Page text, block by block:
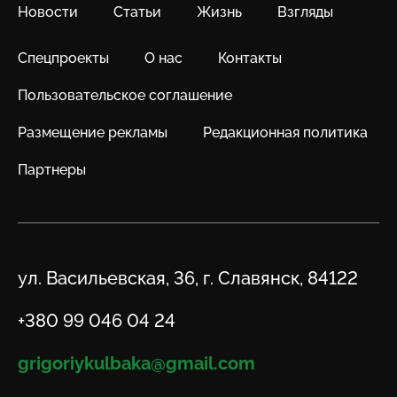
Новости Статьи Жизнь Взгляды
Спецпроекты О нас Контакты
Пользовательское соглашение
Размещение рекламы Редакционная политика
Партнеры
Адрес
ул. Васильевская, 36, г. Славянск, 84122
Телефон
+380 99 046 04 24
Email
grigoriykulbaka@gmail.com